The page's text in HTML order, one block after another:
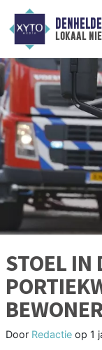
lokaal
STOEL IN
Door Redactie op 1